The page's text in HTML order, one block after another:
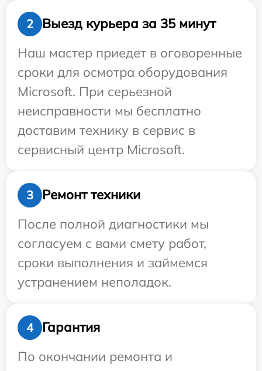
2
Выезд курьера за 35 минут
Наш мастер приедет в оговоренные
сроки для осмотра оборудования
Microsoft. При серьезной
неисправности мы бесплатно
доставим технику в сервис в
сервисный центр Microsoft.
3
Ремонт техники
После полной диагностики мы
согласуем с вами смету работ,
сроки выполнения и займемся
устранением неполадок.
4
Гарантия
По окончании ремонта и